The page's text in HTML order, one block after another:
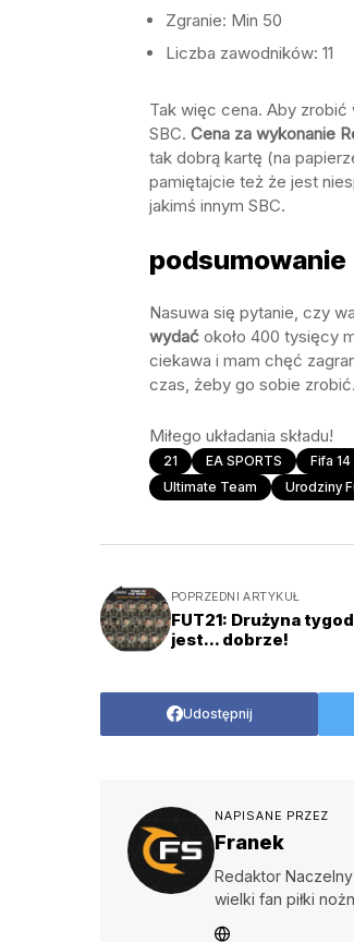
Zgranie: Min 50
Liczba zawodników: 11
Tak więc cena. Aby
SBC. Cena za wykonanie
tak dobrą kartę (na
pamiętajcie też że jest
jakimś innym SBC.
podsumowanie
Nasuwa się pytanie, czy
wydać około 400 tysięcy
ciekawa i mam chęć
czas, żeby go sobie zrobić.
Miłego układania składu!
21 EA SPORTS Fifa 14
Ultimate Team
Urodziny
POPRZEDNI ARTYKUŁ
FUT21: Drużyna
jest... dobrze!
Udostępnij
NAPISANE PRZEZ
Franek
Redaktor
wielki fan piłki